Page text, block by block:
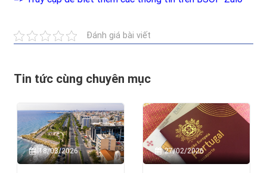
Đánh giá bài viết
Tin tức cùng chuyên mục
18/03/2026 27/02/2026